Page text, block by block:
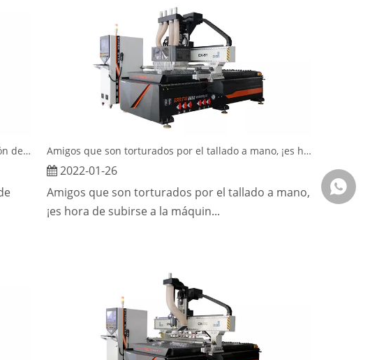
Principio de funcionamiento y ámbito de aplicación de la máquina de grabado para carpintería CNC Amigos que son torturados por el tallado a mano, ¡es hora de subirse a la máquina de grabado para trabajar la madera!
2022-01-26
Amigos que son torturados por el tallado a mano,
¡es hora de subirse a la máquin...